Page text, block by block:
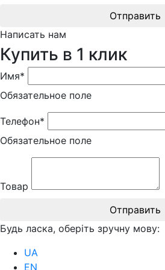
Отправить
Написать нам
Купить в 1 клик
Имя*
Обязательное поле
Телефон*
Обязательное поле
Товар
Отправить
Будь ласка, оберіть зручну мову:
UA
EN